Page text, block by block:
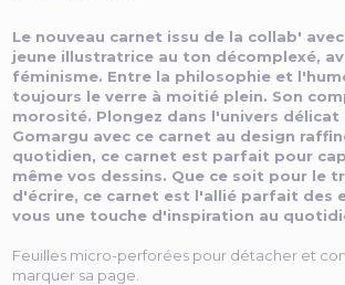
Le nouveau carnet issu de la collab'
jeune illustratrice au ton décomplexé,
féminisme. Entre la philosophie et
toujours le verre à moitié plein. Son
morosité. Plongez dans l'univers
Gomargu avec ce carnet au design
quotidien, ce carnet est parfait pour
même vos dessins. Que ce soit pour le
d'écrire, ce carnet est l'allié parfait des
vous une touche d'inspiration au
Feuilles micro-perforées pour détacher et
marquer sa page.